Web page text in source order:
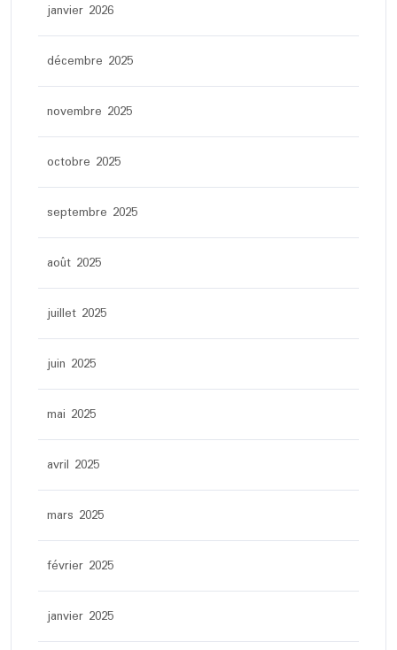
janvier 2026
décembre 2025
novembre 2025
octobre 2025
septembre 2025
août 2025
juillet 2025
juin 2025
mai 2025
avril 2025
mars 2025
février 2025
janvier 2025